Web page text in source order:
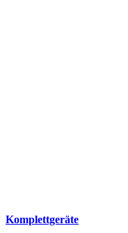
Komplettgeräte